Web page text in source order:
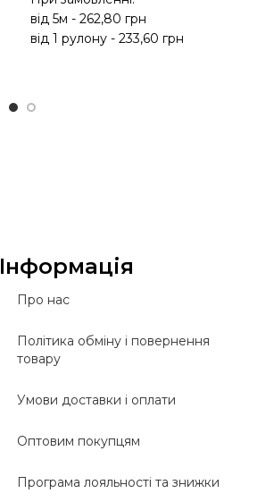
від 5м - 262,80 грн
від 1 рулону - 233,60 грн
Інформація
Про нас
Політика обміну і повернення
товару
Умови доставки і оплати
Оптовим покупцям
Програма лояльності та знижки